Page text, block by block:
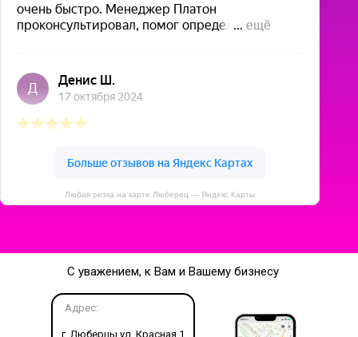
Любая резка на карте Люберец — Яндекс Карты
С уважением, к Вам и Вашему бизнесу
Адрес:
г. Люберцы ул. Красная 1